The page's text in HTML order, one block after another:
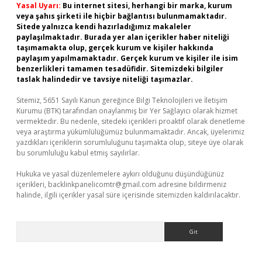
Yasal Uyarı: Bu internet sitesi, herhangi bir marka, kurum
veya şahıs şirketi ile hiçbir bağlantısı bulunmamaktadır.
Sitede yalnızca kendi hazırladığımız makaleler
paylaşılmaktadır. Burada yer alan içerikler haber niteliği
taşımamakta olup, gerçek kurum ve kişiler hakkında
paylaşım yapılmamaktadır. Gerçek kurum ve kişiler ile isim
benzerlikleri tamamen tesadüfidir. Sitemizdeki bilgiler
taslak halindedir ve tavsiye niteliği taşımazlar.
Sitemiz, 5651 Sayılı Kanun gereğince Bilgi Teknolojileri ve İletişim
Kurumu (BTK) tarafından onaylanmış bir Yer Sağlayıcı olarak hizmet
vermektedir. Bu nedenle, sitedeki içerikleri proaktif olarak denetleme
veya araştırma yükümlülüğümüz bulunmamaktadır. Ancak, üyelerimiz
yazdıkları içeriklerin sorumluluğunu taşımakta olup, siteye üye olarak
bu sorumluluğu kabul etmiş sayılırlar.
Hukuka ve yasal düzenlemelere aykırı olduğunu düşündüğünüz
içerikleri, backlinkpanelicomtr@gmail.com adresine bildirmeniz
halinde, ilgili içerikler yasal süre içerisinde sitemizden kaldırılacaktır.